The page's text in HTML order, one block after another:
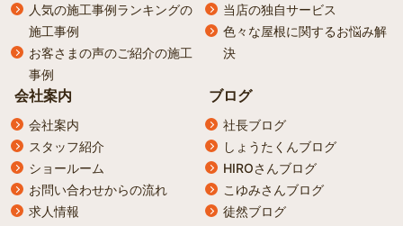
人気の施工事例ランキングの
施工事例
お客さまの声のご紹介の施工
事例
当店の独自サービス
色々な屋根に関するお悩み解
決
会社案内
会社案内
スタッフ紹介
ショールーム
お問い合わせからの流れ
求人情報
ブログ
社長ブログ
しょうたくんブログ
HIROさんブログ
こゆみさんブログ
徒然ブログ